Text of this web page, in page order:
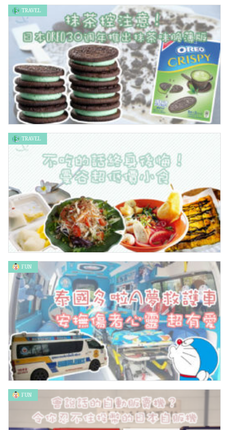
韓國大熱復古拍照亭 大玩Vintage菲林風格
抹茶控注意！日本Oreo 30週年推出抹茶味脆薄版
TRAVEL
不吃的話終身後悔！曼谷超低價小食
TRAVEL
泰國多啦A夢救護車 安撫傷者心靈 超有愛
FUN
FUN